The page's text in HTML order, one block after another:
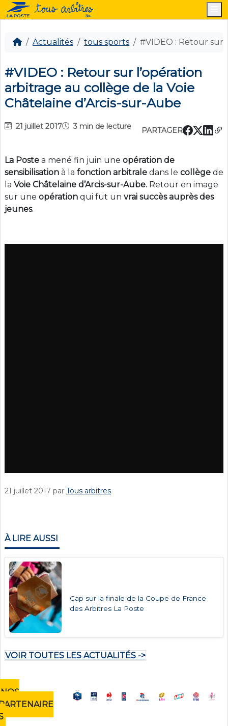
Actualités tous sports #VIDEO : Retour sur
#VIDEO : Retour sur l’opération
arbitrage au collège de la Voie
Châtelaine d’Arcis-sur-Aube
21 juillet 2017 3 min de lecture PARTAGER
La Poste a mené fin juin une opération de
sensibilisation à la fonction arbitrale dans le collège de
la Voie Châtelaine d’Arcis-sur-Aube. Retour en image
sur une opération qui fut un vrai succès auprès des
jeunes.
21 juillet 2017 par Tous arbitres
À LIRE AUSSI
Cap sur la finale de la Coupe de France
des Arbitres La Poste
VOIR TOUTES LES ACTUALITÉS ->
NOS